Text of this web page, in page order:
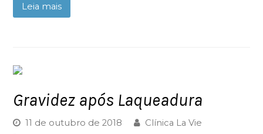
Leia mais
Gravidez após Laqueadura
11 de outubro de 2018
Clínica La Vie